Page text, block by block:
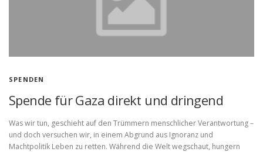
SPENDEN
Spende für Gaza direkt und dringend
Was wir tun, geschieht auf den Trümmern menschlicher Verantwortung –
und doch versuchen wir, in einem Abgrund aus Ignoranz und
Machtpolitik Leben zu retten. Während die Welt wegschaut, hungern